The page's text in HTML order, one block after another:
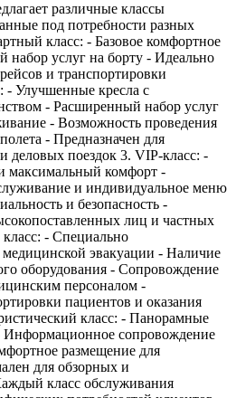
различные классы
под потребности разных
класс: - Базовое комфортное
набор услуг на борту - Идеально
и транспортировки
- Улучшенные кресла с
- Расширенный набор услуг
- Возможность проведения
- Предназначен для
деловых поездок 3. VIP-класс: -
максимальный комфорт -
и индивидуальное меню
и безопасность -
лиц и частных
- Специально
эвакуации - Наличие
оборудования - Сопровождение
персоналом -
пациентов и оказания
класс: - Панорамные
Информационное сопровождение
размещение для
для обзорных и
класс обслуживания